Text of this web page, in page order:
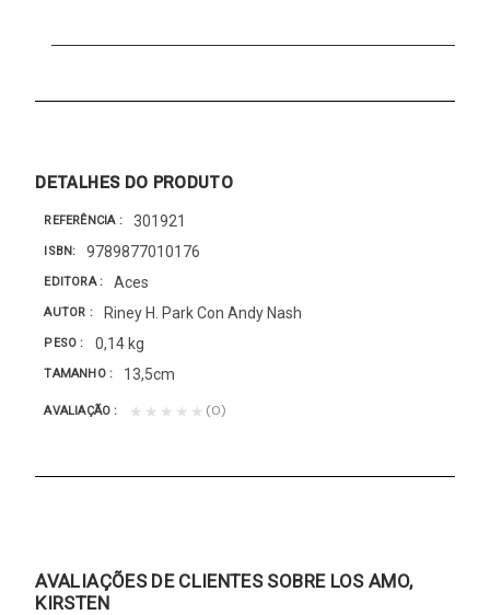
DETALHES DO PRODUTO
REFERÊNCIA 301921
ISBN 9789877010176
EDITORA Aces
AUTOR Riney H. Park Con Andy Nash
PESO 0,14 kg
TAMANHO 13,5cm
AVALIAÇÃO ★★★★★ (0)
AVALIAÇÕES DE CLIENTES SOBRE LOS AMO,
KIRSTEN